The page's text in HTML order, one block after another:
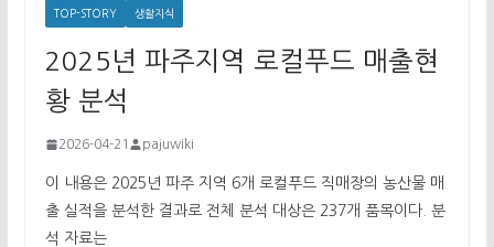
TOP-STORY 생활지식
2025년 파주지역 로컬푸드 매출현
황 분석
2026-04-21 pajuwiki
이 내용은 2025년 파주 지역 6개 로컬푸드 직매장의 농산물 매
출 실적을 분석한 결과로 전체 분석 대상은 237개 품목이다. 분
석 자료는